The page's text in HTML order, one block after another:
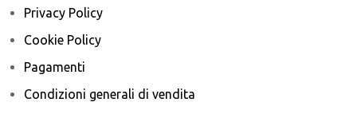
Privacy Policy
Cookie Policy
Pagamenti
Condizioni generali di vendita